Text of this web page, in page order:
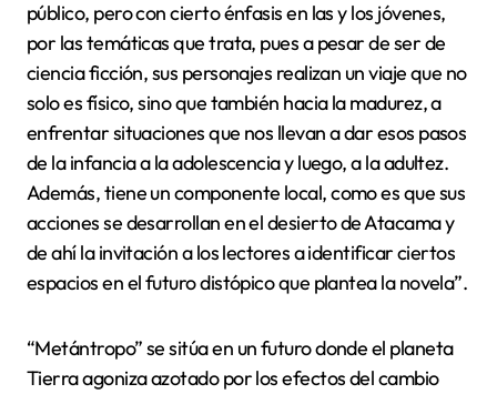
público, pero con cierto énfasis en las y los jóvenes,
por las temáticas que trata, pues a pesar de ser de
ciencia ficción, sus personajes realizan un viaje que no
solo es físico, sino que también hacia la madurez, a
enfrentar situaciones que nos llevan a dar esos pasos
de la infancia a la adolescencia y luego, a la adultez.
Además, tiene un componente local, como es que sus
acciones se desarrollan en el desierto de Atacama y
de ahí la invitación a los lectores a identificar ciertos
espacios en el futuro distópico que plantea la novela”.
“Metántropo” se sitúa en un futuro donde el planeta
Tierra agoniza azotado por los efectos del cambio